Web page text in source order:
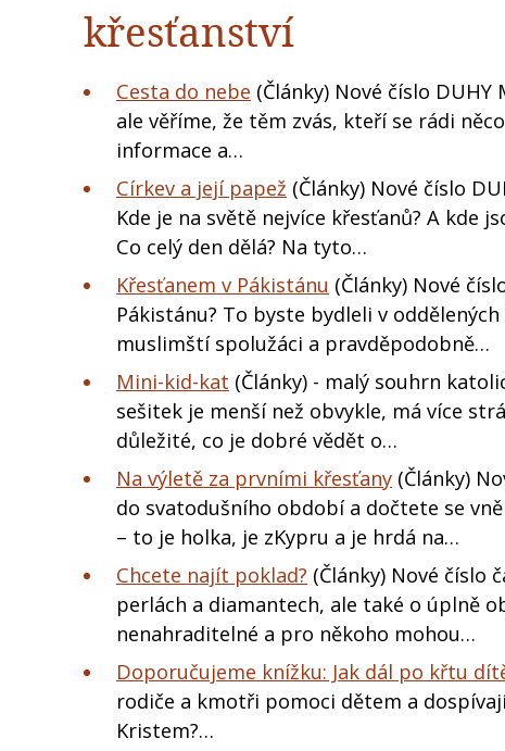
křesťanství
Cesta do nebe (Články) Nové číslo
ale věříme, že těm zvás, kteří se rádi
informace a…
Církev a její papež (Články) Nové číslo
Kde je na světě nejvíce křesťanů? A kde
Co celý den dělá? Na tyto…
Křesťanem v Pákistánu (Články) Nové
Pákistánu? To byste bydleli v
muslimští spolužáci a pravděpodobně…
Mini-kid-kat (Články) - malý souhrn
sešitek je menší než obvykle, má více
důležité, co je dobré vědět o…
Na výletě za prvními křesťany (Články)
do svatodušního období a dočtete se
– to je holka, je zKypru a je hrdá na…
Chcete najít poklad? (Články) Nové číslo
perlách a diamantech, ale také o úplně
nenahraditelné a pro někoho mohou…
Doporučujeme knížku: Jak dál po křtu
rodiče a kmotři pomoci dětem a
Kristem?…